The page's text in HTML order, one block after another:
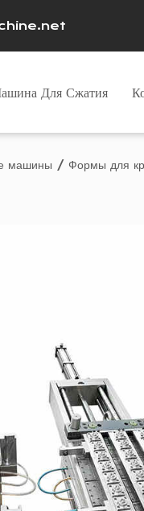
Для Сжатия
машины / Формы для